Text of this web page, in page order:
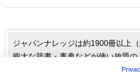
ジャパンナレッジは約1900冊以上
膨大な辞書・事典などが使い放題
ンターネット辞書・事典・叢書サ